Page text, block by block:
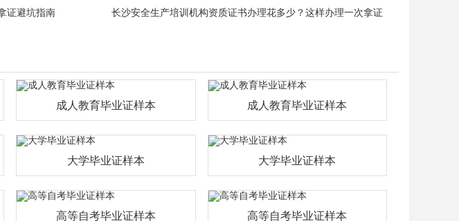
证避坑指南
长沙安全生产培训机构资质证书办理花多少？这样办理一次拿证
成人教育毕业证样本 成人教育毕业证样本
大学毕业证样本 大学毕业证样本
高等自考毕业证样本 高等自考毕业证样本